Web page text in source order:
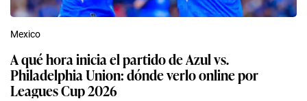
Mexico
A qué hora inicia el partido de Azul vs.
Philadelphia Union: dónde verlo online por
Leagues Cup 2026